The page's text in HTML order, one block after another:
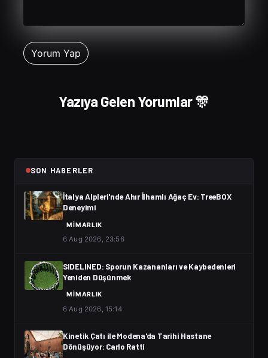
Yazıya Gelen Yorumlar 🎊
SON HABERLER
İtalya Alpleri'nde Ahır İlhamlı Ağaç Ev: TreeBOX
Deneyimi
MIMARLIK
6 Aug 2026, 23:56
SIDELINED: Sporun Kazananları ve Kaybedenleri
Yeniden Düşünmek
MIMARLIK
6 Aug 2026, 15:14
Kinetik Çatı ile Modena'da Tarihi Hastane
Dönüşüyor: Carlo Ratti